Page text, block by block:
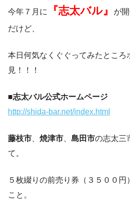
今年７月に 『志太バル』
が
だけど、
本日何気なくぐぐってみたところ
見！！！
■志太バル公式ホームページ
http://shida-bar.net/index.html
藤枝市 焼津市 島田市の志太三
て。
５枚綴りの前売り券（３５００円
こと。